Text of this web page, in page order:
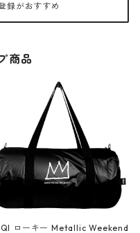
録がおすすめ
商品
ローキー Metallic Weekend